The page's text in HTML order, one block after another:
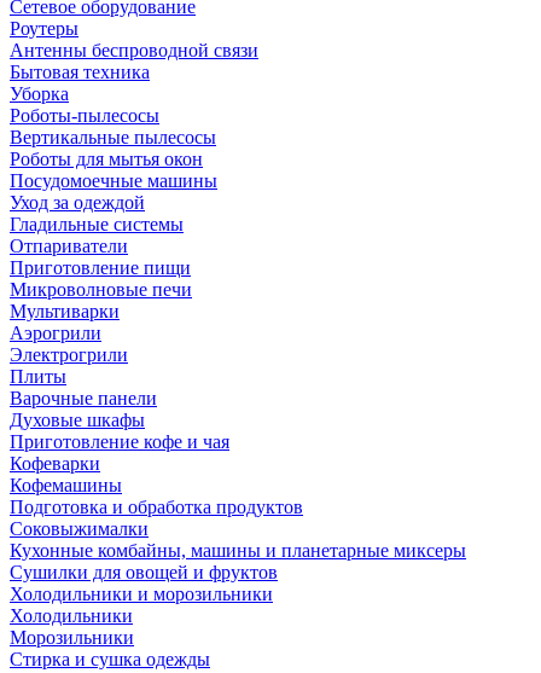
Сетевое оборудование
Роутеры
Антенны беспроводной связи
Бытовая техника
Уборка
Роботы-пылесосы
Вертикальные пылесосы
Роботы для мытья окон
Посудомоечные машины
Уход за одеждой
Гладильные системы
Отпариватели
Приготовление пищи
Микроволновые печи
Мультиварки
Аэрогрили
Электрогрили
Плиты
Варочные панели
Духовые шкафы
Приготовление кофе и чая
Кофеварки
Кофемашины
Подготовка и обработка продуктов
Соковыжималки
Кухонные комбайны, машины и планетарные миксеры
Сушилки для овощей и фруктов
Холодильники и морозильники
Холодильники
Морозильники
Стирка и сушка одежды